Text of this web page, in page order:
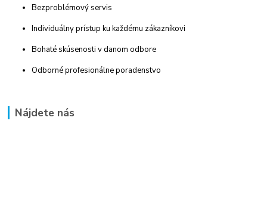
Bezproblémový servis
Individuálny prístup ku každému zákazníkovi
Bohaté skúsenosti v danom odbore
Odborné profesionálne poradenstvo
Nájdete nás